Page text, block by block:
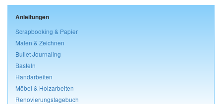
Anleitungen
Scrapbooking & Papier
Malen & Zeichnen
Bullet Journaling
Basteln
Handarbeiten
Möbel & Holzarbeiten
Renovierungstagebuch